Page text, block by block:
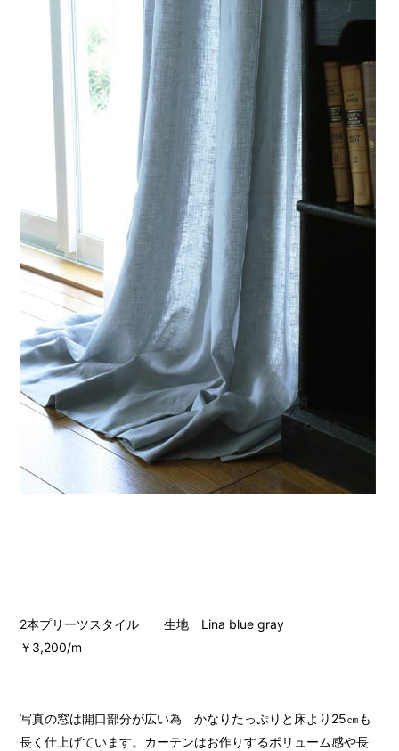
2本プリーツスタイル 生地 Lina blue gray
￥3,200/m
写真の窓は開口部分が広い為 かなりたっぷりと床より25㎝も
長く仕上げています。カーテンはお作りするボリューム感や長